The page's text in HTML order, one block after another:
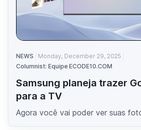
NEWS
Monday, December 29, 2025
Columnist: Equipe ECODE10.COM
Samsung planeja trazer
para a TV
Agora você vai poder ver suas